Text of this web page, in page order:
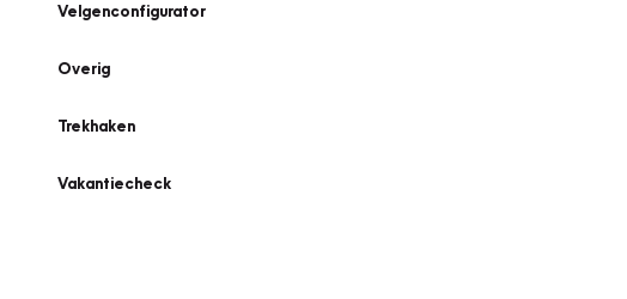
Velgenconfigurator
Overig
Trekhaken
Vakantiecheck